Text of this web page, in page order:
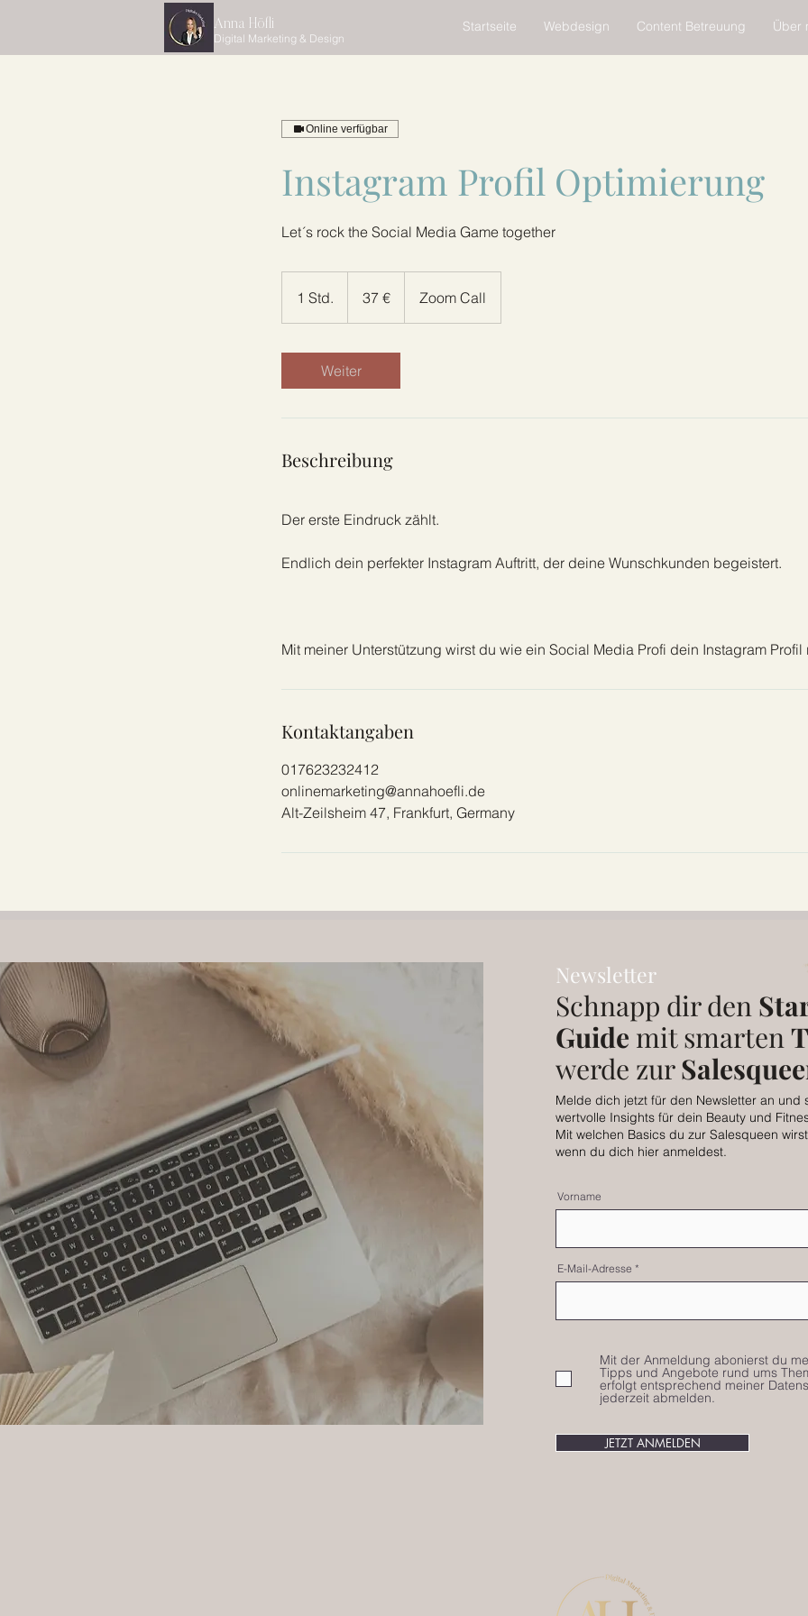
Anna Höfli
Digital Marketing & Design
Startseite Webdesign Content Betreuung Über
Online verfügbar
Instagram Profil Optimierung
Let´s rock the Social Media Game together
1 Std.
S
37 € Zoom Call
Weiter
Beschreibung
Der erste Eindruck zählt.
Endlich dein perfekter Instagram Auftritt, der deine Wunschkunden begeistert.
Mit meiner Unterstützung wirst du wie ein Social Media Profi dein Instagram Profil
Kontaktangaben
017623232412
onlinemarketing@annahoefli.de
Alt-Zeilsheim 47, Frankfurt, Germany
Newsletter
Schnapp dir den
Guide mit smarten
werde zur
Melde dich jetzt für den Newsletter an und
wertvolle Insights für dein Beauty und
Mit welchen Basics du zur Salesqueen
wenn du dich hier anmeldest.
Vorname
E-Mail-Adresse
Mit der Anmeldung abonierst du
Tipps und Angebote rund ums
erfolgt entsprechend meiner
jederzeit abmelden.
JETZT ANMELDEN